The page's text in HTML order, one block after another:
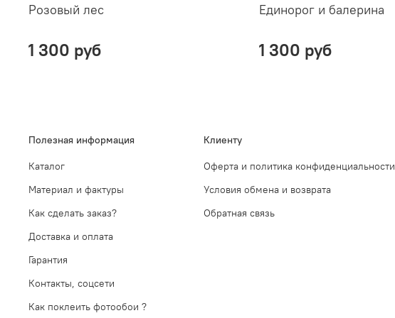
Розовый лес
1 300 руб
Единорог и балерина
1 300 руб
Полезная информация
Каталог
Материал и фактуры
Как сделать заказ?
Доставка и оплата
Гарантия
Контакты, соцсети
Как поклеить фотообои ?
Клиенту
Оферта и политика конфиденциальности
Условия обмена и возврата
Обратная связь